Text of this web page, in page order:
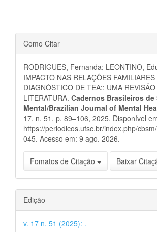
Detalhes
do
artigo
Como Citar
RODRIGUES, Fernanda; LEONTINO,
IMPACTO NAS RELAÇÕES
DIAGNÓSTICO DE TEA:: UMA REVISÃO
LITERATURA. Cadernos Brasileiros de
Mental/Brazilian Journal of Mental
17, n. 51, p. 89–106, 2025. Disponível
https://periodicos.ufsc.br/index.php/
045. Acesso em: 9 ago. 2026.
Fomatos de Citação Baixar
Edição
v. 17 n. 51 (2025): .